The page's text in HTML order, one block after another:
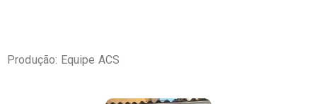
Produção: Equipe ACS